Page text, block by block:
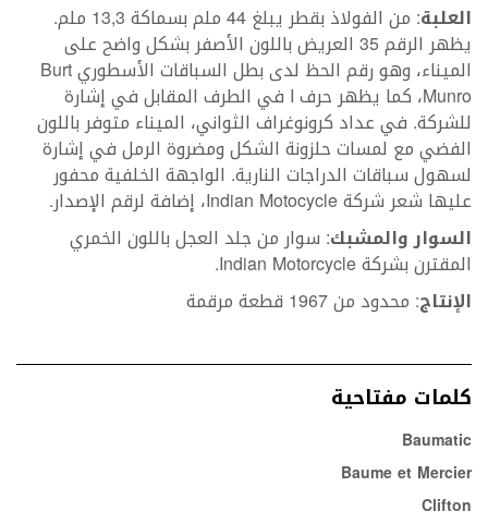
العلبة
: من الفولاذ بقطر يبلغ 44 ملم بسماكة 13,3 ملم.
يظهر الرقم 35 العريض باللون الأصفر بشكل واضح على
الميناء، وهو رقم الحظ لدى بطل السباقات الأسطوري Burt
Munro، كما يظهر حرف I في الطرف المقابل في إشارة
للشركة. في عداد كرونوغراف الثواني، الميناء متوفر باللون
الفضي مع لمسات حلزونة الشكل ومضروة الرمل في إشارة
لسهول سباقات الدراجات النارية. الواجهة الخلفية محفور
عليها شعر شركة Indian Motocycle، إضافة لرقم الإصدار.
السوار والمشبك: سوار من جلد العجل باللون الخمري
المقترن بشركة Indian Motorcycle.
الإنتاج: محدود من 1967 قطعة مرقمة
كلمات مفتاحية
Baumatic
Baume et Mercier
Clifton